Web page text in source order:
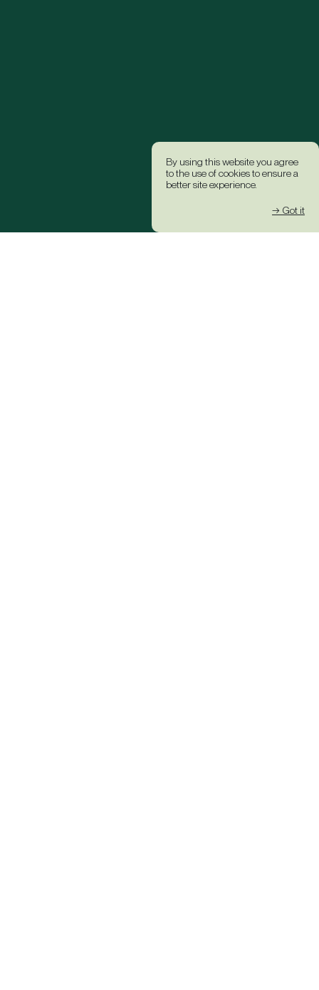
By using this website you agree
to the use of cookies to ensure a
better site experience.
→ Got it